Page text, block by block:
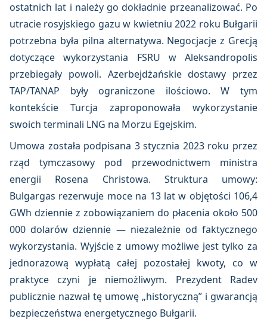
ostatnich lat i należy go dokładnie przeanalizować. Po
utracie rosyjskiego gazu w kwietniu 2022 roku Bułgarii
potrzebna była pilna alternatywa. Negocjacje z Grecją
dotyczące wykorzystania FSRU w Aleksandropolis
przebiegały powoli. Azerbejdżańskie dostawy przez
TAP/TANAP były ograniczone ilościowo. W tym
kontekście Turcja zaproponowała wykorzystanie
swoich terminali LNG na Morzu Egejskim.
Umowa została podpisana 3 stycznia 2023 roku przez
rząd tymczasowy pod przewodnictwem ministra
energii Rosena Christowa. Struktura umowy:
Bulgargas rezerwuje moce na 13 lat w objętości 106,4
GWh dziennie z zobowiązaniem do płacenia około 500
000 dolarów dziennie — niezależnie od faktycznego
wykorzystania. Wyjście z umowy możliwe jest tylko za
jednorazową wypłatą całej pozostałej kwoty, co w
praktyce czyni je niemożliwym. Prezydent Radev
publicznie nazwał tę umowę „historyczną” i gwarancją
bezpieczeństwa energetycznego Bułgarii.